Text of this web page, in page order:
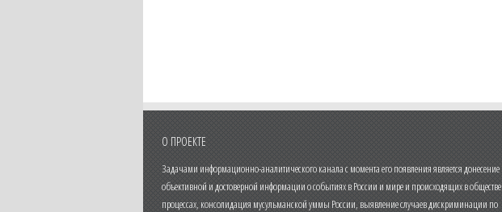
О ПРОЕКТЕ
Задачами информационно-аналитического канала с момента его появления является донесение
объективной и достоверной информации о событиях в России и мире и происходящих в обществе
процессах, консолидация мусульманской уммы России, выявление случаев дискриминации по